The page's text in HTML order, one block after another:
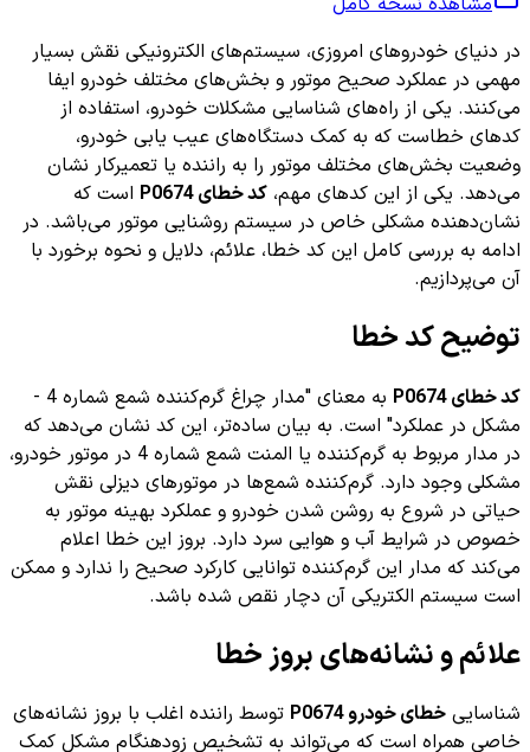
در دنیای خودروهای امروزی، سیستم‌های الکترونیکی نقش بسیار
مهمی در عملکرد صحیح موتور و بخش‌های مختلف خودرو ایفا
می‌کنند. یکی از راه‌های شناسایی مشکلات خودرو، استفاده از
کدهای خطاست که به کمک دستگاه‌های عیب یابی خودرو،
وضعیت بخش‌های مختلف موتور را به راننده یا تعمیرکار نشان
می‌دهد. یکی از این کدهای مهم، کد خطای P0674
است که
نشان‌دهنده مشکلی خاص در سیستم روشنایی موتور می‌باشد. در
ادامه به بررسی کامل این کد خطا، علائم، دلایل و نحوه برخورد با
آن می‌پردازیم.
توضیح کد خطا
کد خطای P0674
به معنای "مدار چراغ گرم‌کننده شمع شماره 4 -
مشکل در عملکرد" است. به بیان ساده‌تر، این کد نشان می‌دهد که
در مدار مربوط به گرم‌کننده یا المنت شمع شماره 4 در موتور خودرو،
مشکلی وجود دارد. گرم‌کننده شمع‌ها در موتورهای دیزلی نقش
حیاتی در شروع به روشن شدن خودرو و عملکرد بهینه موتور به
خصوص در شرایط آب و هوایی سرد دارد. بروز این خطا اعلام
می‌کند که مدار این گرم‌کننده توانایی کارکرد صحیح را ندارد و ممکن
است سیستم الکتریکی آن دچار نقص شده باشد.
علائم و نشانه‌های بروز خطا
شناسایی خطای خودرو P0674
توسط راننده اغلب با بروز نشانه‌های
خاصی همراه است که می‌تواند به تشخیص زودهنگام مشکل کمک